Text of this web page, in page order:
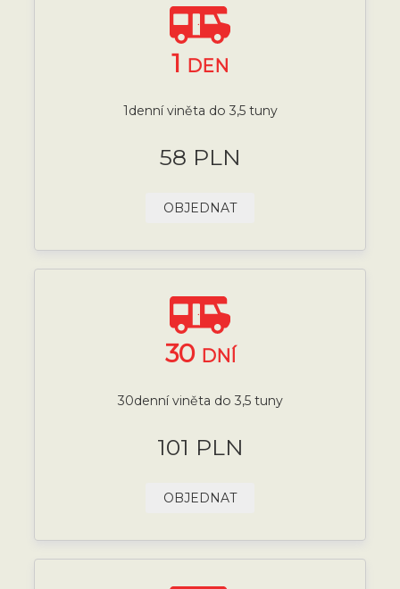
1 DEN
1denní viněta do 3,5 tuny
58 PLN
OBJEDNAT
30 DNÍ
30denní viněta do 3,5 tuny
101 PLN
OBJEDNAT